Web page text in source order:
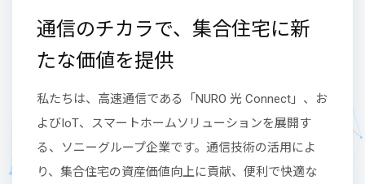
通信のチカラで、集合住宅に新
たな価値を提供
私たちは、高速通信である「NURO 光 Connect」、お
よびIoT、スマートホームソリューションを展開す
る、ソニーグループ企業です。通信技術の活用によ
り、集合住宅の資産価値向上に貢献、便利で快適な